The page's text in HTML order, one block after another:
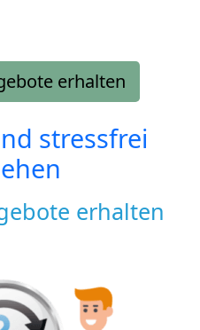
erhalten
stressfrei
erhalten